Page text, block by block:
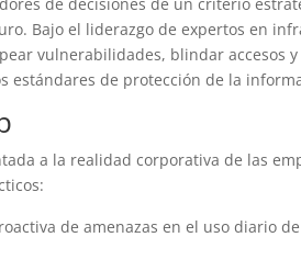
Bajo el liderazgo de expertos en
vulnerabilidades, blindar accesos
estándares de protección de la
a la realidad corporativa de las
de amenazas en el uso diario